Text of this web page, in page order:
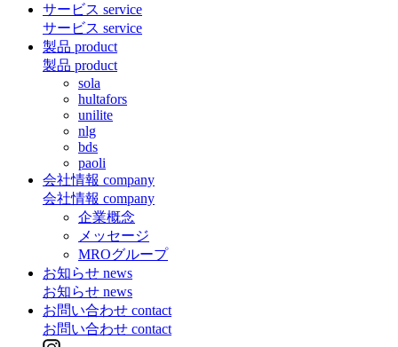
サービス service
サービス service
製品 product
製品 product
sola
hultafors
unilite
nlg
bds
paoli
会社情報 company
会社情報 company
企業概念
メッセージ
MROグループ
お知らせ news
お知らせ news
お問い合わせ contact
お問い合わせ contact